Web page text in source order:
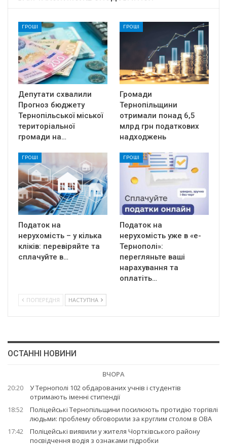
ГРОШІ
Депутати схвалили
Прогноз бюджету
Тернопільської міської
територіальної
громади на…
ГРОШІ
Громади
Тернопільщини
отримали понад 6,5
млрд грн податкових
надходжень
ГРОШІ
Податок на
нерухомість – у кілька
кліків: перевіряйте та
сплачуйте в…
ГРОШІ
Податок на
нерухомість уже в «е-
Тернополі»:
перегляньте ваші
нарахування та
оплатіть…
ПОПЕРЕДНЯ НАСТУПНА
ОСТАННІ НОВИНИ
ВЧОРА
20:20
У Тернополі 102 обдарованих учнів і студентів
отримають іменні стипендії
18:52
Поліцейські Тернопільщини посилюють протидію торгівлі
людьми: проблему обговорили за круглим столом в ОВА
17:42
Поліцейські виявили у жителя Чортківського району
посвідчення водія з ознаками підробки